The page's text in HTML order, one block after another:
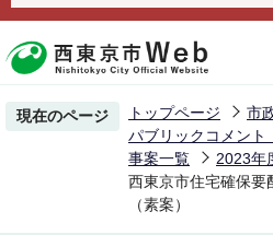
で
す
現在のページ トップページ
市
パブリックコメント
事案一覧
2023年
西東京市住宅確保要
（素案）